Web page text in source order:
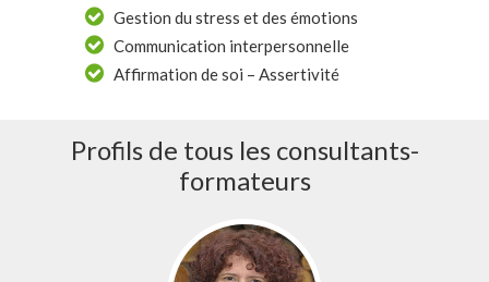
Gestion du stress et des émotions
Communication interpersonnelle
Affirmation de soi – Assertivité
Profils de tous les consultants-
formateurs